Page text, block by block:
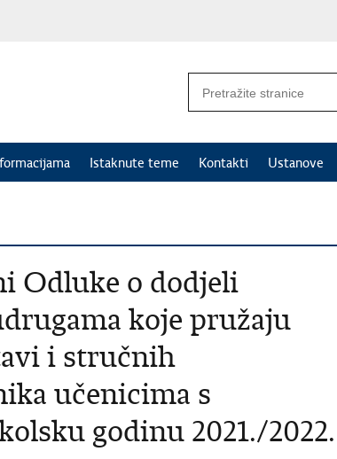
Istaknute teme Kontakti Ustanove
Odluke o dodjeli
koje pružaju
i stručnih
učenicima s
godinu 2021./2022.